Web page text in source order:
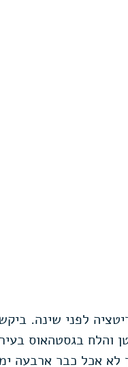
לפני שינה.
והלח בגסטהאוס
אכל כבר ארבעה